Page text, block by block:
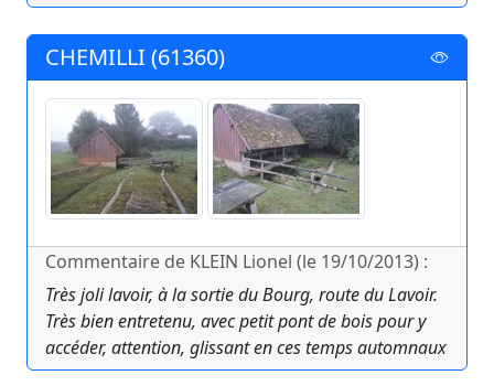
CHEMILLI (61360)
Commentaire de KLEIN Lionel (le 19/10/2013) :
Très joli lavoir, à la sortie du Bourg, route du Lavoir.
Très bien entretenu, avec petit pont de bois pour y
accéder, attention, glissant en ces temps automnaux